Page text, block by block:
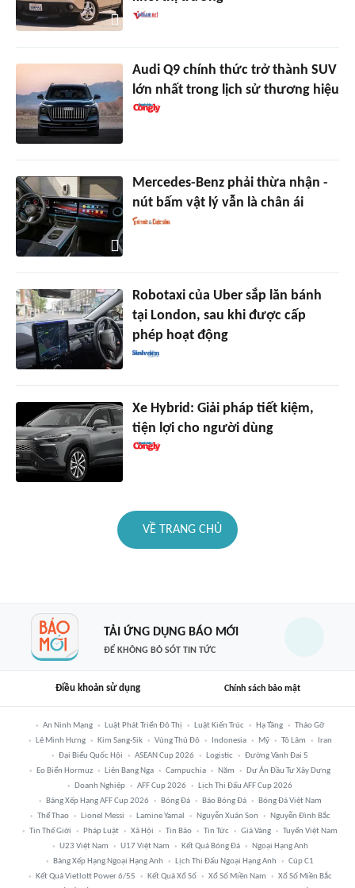
Audi Q9 chính thức trở thành SUV
lớn nhất trong lịch sử thương hiệu
Mercedes-Benz phải thừa nhận -
nút bấm vật lý vẫn là chân ái
Robotaxi của Uber sắp lăn bánh
tại London, sau khi được cấp
phép hoạt động
Xe Hybrid: Giải pháp tiết kiệm,
tiện lợi cho người dùng
VỀ TRANG CHỦ
TẢI ỨNG DỤNG BÁO MỚI
ĐỂ KHÔNG BỎ SÓT TIN TỨC
Điều khoản sử dụng Chính sách bảo mật
An Ninh Mạng Luật Phát Triển Đô Thị Luật Kiến Trúc Hạ Tầng
Tháo Gỡ
Lê Minh Hưng
Kim Sang-Sik Vùng Thủ Đô Indonesia Mỹ Tô Lâm
Iran
Đại Biểu Quốc Hội
ASEAN Cup 2026 Logistic
Đường Vành Đai 5
Eo Biển Hormuz
Liên Bang Nga Campuchia Năm
Dự Án Đầu Tư Xây Dựng
Doanh Nghiệp
AFF Cup 2026
Lịch Thi Đấu AFF Cup 2026
Bảng Xếp Hạng AFF Cup 2026
Bóng Đá Báo Bóng Đá
Bóng Đá Việt Nam
Thể Thao
Lionel Messi Lamine Yamal Nguyễn Xuân Son
Nguyễn Đình Bắc
Tin Thế Giới
Pháp Luật Xã Hội Tin Bão Tin Tức Giá Vàng
Tuyển Việt Nam
U23 Việt Nam
U17 Việt Nam Kết Quả Bóng Đá
Ngoại Hạng Anh
Bảng Xếp Hạng Ngoại Hạng Anh
Lịch Thi Đấu Ngoại Hạng Anh
Cúp C1
Kết Quả Vietlott Power 6/55
Kết Quả Xổ Số Xổ Số Miền Nam
Xổ Số Miền Bắc